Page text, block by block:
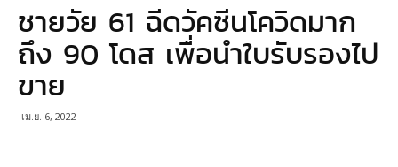
มายา
ชายวัย 61 ฉีดวัคซีนโควิดมาก
ถึง 90 โดส เพื่อนำใบรับรองไป
ขาย
เม.ย. 6, 2022